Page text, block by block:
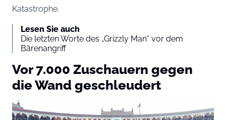
Katastrophe.
Lesen Sie auch
Die letzten Worte des „Grizzly Man“ vor dem
Bärenangriff
Vor 7.000 Zuschauern gegen
die Wand geschleudert